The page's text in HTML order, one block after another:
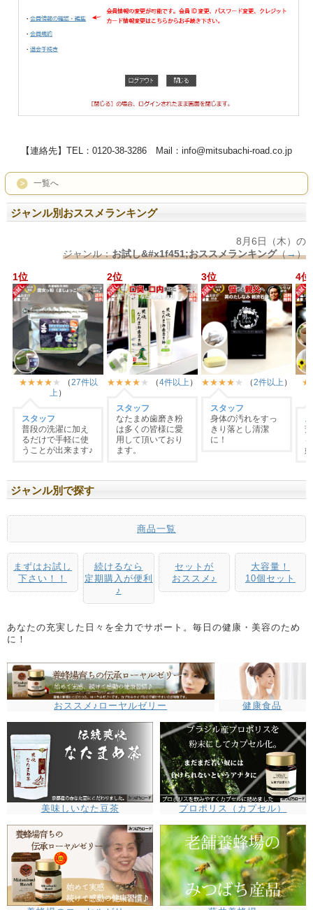
【連絡先】TEL：0120-38-3286 Mail：info@mitsubachi-road.co.jp
一覧へ
ジャンル別おススメランキング
ジャンル別で探す